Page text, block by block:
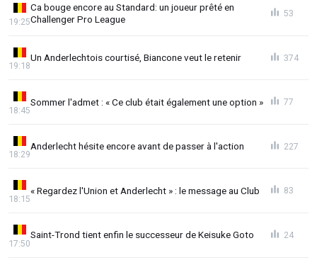
Ca bouge encore au Standard: un joueur prêté en
Challenger Pro League
19:25
53
Un Anderlechtois courtisé, Biancone veut le retenir
19:18
374
Sommer l'admet : « Ce club était également une option »
18:45
77
Anderlecht hésite encore avant de passer à l'action
18:29
227
« Regardez l'Union et Anderlecht » : le message au Club
18:15
83
Saint-Trond tient enfin le successeur de Keisuke Goto
17:50
24